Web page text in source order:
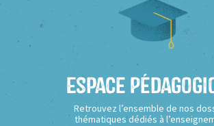
Espace
Retrouvez l’ensemble de nos
thématiques dédiés à